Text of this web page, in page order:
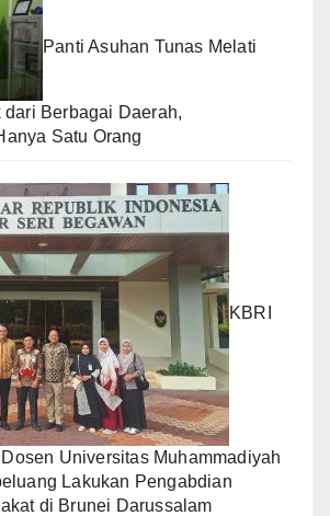
Panti Asuhan Tunas Melati
dari Berbagai Daerah,
Satu Orang
KBRI
Universitas Muhammadiyah
Lakukan Pengabdian
di Brunei Darussalam